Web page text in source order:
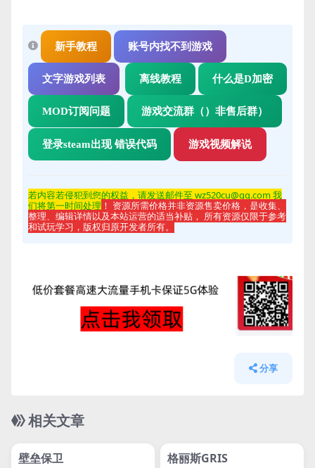
新手教程 账号内找不到游戏
文字游戏列表 离线教程 什么是D加密
MOD订阅问题 游戏交流群（）非售后群）
登录steam出现 错误代码 游戏视频解说
若内容若侵犯到您的权益，请发送邮件至 wz520cu@qq.com 我
们将第一时间处理 ！ 资源所需价格并非资源售卖价格，是收集、
整理、编辑详情以及本站运营的适当补贴， 所有资源仅限于参考
和试玩学习，版权归原开发者所有。
分享
相关文章
壁垒保卫 格丽斯GRIS